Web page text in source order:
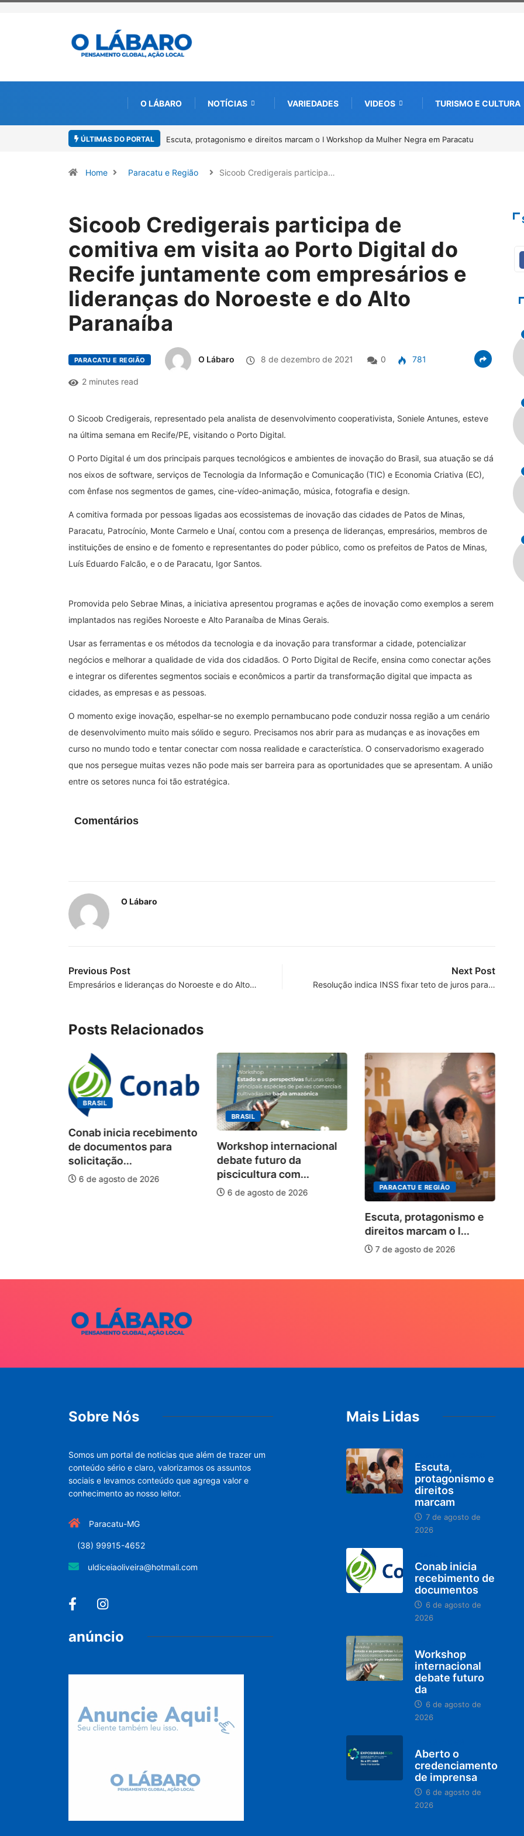
O LÁBARO NOTÍCIAS VARIEDADES VIDEOS TURISMO E CULTURA
ÚLTIMAS DO PORTALEscuta, protagonismo e direitos marcam o I Workshop da Mulher Negra em ParacatuConab inicia
Home Paracatu e Região Sicoob Credigerais participa…
Sicoob Credigerais participa de
comitiva em visita ao Porto Digital do
Recife juntamente com empresários e
lideranças do Noroeste e do Alto
Paranaíba
PARACATU E REGIÃO O Lábaro 8 de dezembro de 2021 0 781
2 minutes read
O Sicoob Credigerais, representado pela analista de desenvolvimento cooperativista, Soniele Antunes, esteve
na última semana em Recife/PE, visitando o Porto Digital.
O Porto Digital é um dos principais parques tecnológicos e ambientes de inovação do Brasil, sua atuação se dá
nos eixos de software, serviços de Tecnologia da Informação e Comunicação (TIC) e Economia Criativa (EC),
com ênfase nos segmentos de games, cine-vídeo-animação, música, fotografia e design.
A comitiva formada por pessoas ligadas aos ecossistemas de inovação das cidades de Patos de Minas,
Paracatu, Patrocínio, Monte Carmelo e Unaí, contou com a presença de lideranças, empresários, membros de
instituições de ensino e de fomento e representantes do poder público, como os prefeitos de Patos de Minas,
Luís Eduardo Falcão, e o de Paracatu, Igor Santos.
Promovida pelo Sebrae Minas, a iniciativa apresentou programas e ações de inovação como exemplos a serem
implantados nas regiões Noroeste e Alto Paranaíba de Minas Gerais.
Usar as ferramentas e os métodos da tecnologia e da inovação para transformar a cidade, potencializar
negócios e melhorar a qualidade de vida dos cidadãos. O Porto Digital de Recife, ensina como conectar ações
e integrar os diferentes segmentos sociais e econômicos a partir da transformação digital que impacta as
cidades, as empresas e as pessoas.
O momento exige inovação, espelhar-se no exemplo pernambucano pode conduzir nossa região a um cenário
de desenvolvimento muito mais sólido e seguro. Precisamos nos abrir para as mudanças e as inovações em
curso no mundo todo e tentar conectar com nossa realidade e característica. O conservadorismo exagerado
que nos persegue muitas vezes não pode mais ser barreira para as oportunidades que se apresentam. A união
entre os setores nunca foi tão estratégica.
Comentários
O Lábaro
Previous Post
Empresários e lideranças do Noroeste e do Alto…
Next Post
Resolução indica INSS fixar teto de juros para…
Posts Relacionados
BRASIL
Conab inicia recebimento
de documentos para
solicitação...
6 de agosto de 2026
BRASIL
Workshop internacional
debate futuro da
piscicultura com...
6 de agosto de 2026
PARACATU E REGIÃO
Escuta, protagonismo e
direitos marcam o I...
7 de agosto de 2026
Sobre Nós
Somos um portal de noticias que além de trazer um
conteúdo sério e claro, valorizamos os assuntos
sociais e levamos conteúdo que agrega valor e
conhecimento ao nosso leitor.
Paracatu-MG
(38) 99915-4652
uldiceiaoliveira@hotmail.com
anúncio
Mais Lidas
Escuta,
protagonismo e
direitos
marcam
7 de agosto de
2026
Conab inicia
recebimento de
documentos
6 de agosto de
2026
Workshop
internacional
debate futuro
da
6 de agosto de
2026
Aberto o
credenciamento
de imprensa
6 de agosto de
2026